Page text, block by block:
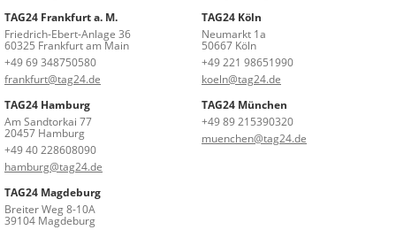
TAG24 Frankfurt a. M.
Friedrich-Ebert-Anlage 36
60325 Frankfurt am Main
+49 69 348750580
frankfurt@tag24.de
TAG24 Köln
Neumarkt 1a
50667 Köln
+49 221 98651990
koeln@tag24.de
TAG24 Hamburg
Am Sandtorkai 77
20457 Hamburg
+49 40 228608090
hamburg@tag24.de
TAG24 München
+49 89 215390320
muenchen@tag24.de
TAG24 Magdeburg
Breiter Weg 8-10A
39104 Magdeburg